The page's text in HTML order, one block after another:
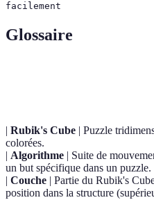
facilement
Glossaire
| Rubik's Cube | Puzzle
colorées.
| Algorithme | Suite de
un but spécifique dans un puzzle.
| Couche | Partie du Rubik's
position dans la structure